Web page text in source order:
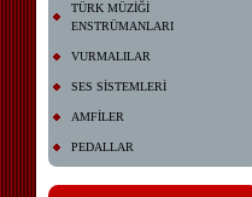
TÜRK MÜZİĞİ
ENSTRÜMANLARI
VURMALILAR
SES SİSTEMLERİ
AMFİLER
PEDALLAR